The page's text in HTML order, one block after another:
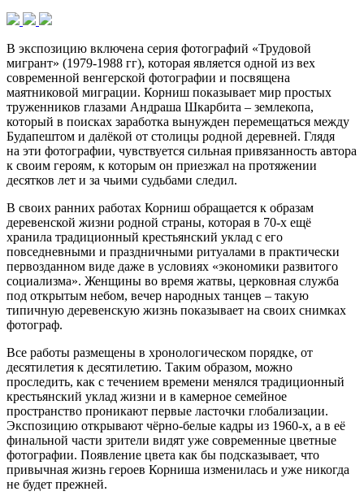
В экспозицию включена серия фотографий «Трудовой
мигрант» (1979-1988 гг), которая является одной из вех
современной венгерской фотографии и посвящена
маятниковой миграции. Корниш показывает мир простых
труженников глазами Андраша Шкарбита – землекопа,
который в поисках заработка вынужден перемещаться между
Будапештом и далёкой от столицы родной деревней. Глядя
на эти фотографии, чувствуется сильная привязанность автора
к своим героям, к которым он приезжал на протяжении
десятков лет и за чьими судьбами следил.
В своих ранних работах Корниш обращается к образам
деревенской жизни родной страны, которая в 70-х ещё
хранила традиционный крестьянский уклад с его
повседневными и праздничными ритуалами в практически
первозданном виде даже в условиях «экономики развитого
социализма». Женщины во время жатвы, церковная служба
под открытым небом, вечер народных танцев – такую
типичную деревенскую жизнь показывает на своих снимках
фотограф.
Все работы размещены в хронологическом порядке, от
десятилетия к десятилетию. Таким образом, можно
проследить, как с течением времени менялся традиционный
крестьянский уклад жизни и в камерное семейное
пространство проникают первые ласточки глобализации.
Экспозицию открывают чёрно-белые кадры из 1960-х, а в её
финальной части зрители видят уже современные цветные
фотографии. Появление цвета как бы подсказывает, что
привычная жизнь героев Корниша изменилась и уже никогда
не будет прежней.